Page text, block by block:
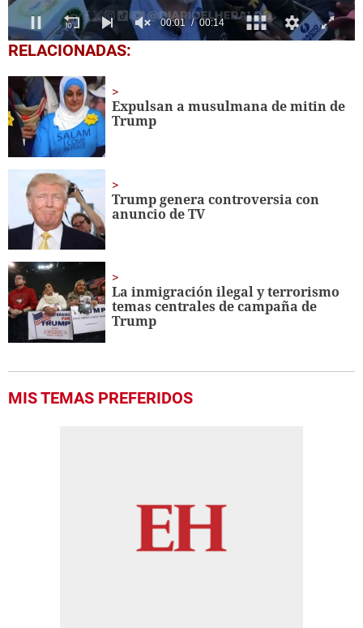
0
seconds
14
seconds
RELACIONADAS:
Expulsan a musulmana de mitin de
Trump
Trump genera controversia con
anuncio de TV
La inmigración ilegal y terrorismo
temas centrales de campaña de
Trump
MIS TEMAS PREFERIDOS